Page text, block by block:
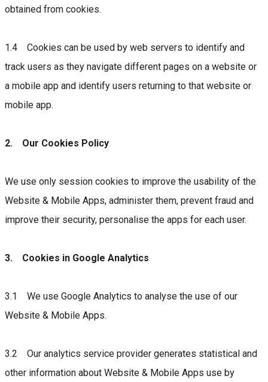
obtained from cookies.
1.4 Cookies can be used by web servers to identify and
track users as they navigate different pages on a website or
a mobile app and identify users returning to that website or
mobile app.
2. Our Cookies Policy
We use only session cookies to improve the usability of the
Website & Mobile Apps, administer them, prevent fraud and
improve their security, personalise the apps for each user.
3. Cookies in Google Analytics
3.1 We use Google Analytics to analyse the use of our
Website & Mobile Apps.
3.2 Our analytics service provider generates statistical and
other information about Website & Mobile Apps use by